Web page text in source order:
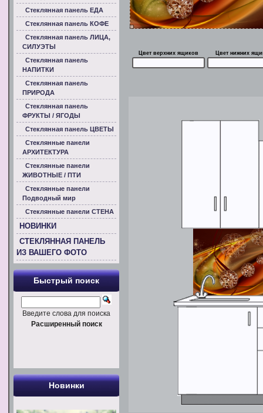
Цвет верхних ящиков Цвет нижних
Стеклянная панель ЕДА
Стеклянная панель КОФЕ
Стеклянная панель ЛИЦА,
СИЛУЭТЫ
Стеклянная панель
НАПИТКИ
Стеклянная панель
ПРИРОДА
Стеклянная панель
ФРУКТЫ / ЯГОДЫ
Стеклянная панель ЦВЕТЫ
Стеклянные панели
АРХИТЕКТУРА
Стеклянные панели
ЖИВОТНЫЕ / ПТИ
Стеклянные панели
Подводный мир
Стеклянные панели СТЕНА
НОВИНКИ
СТЕКЛЯННАЯ ПАНЕЛЬ
ИЗ ВАШЕГО ФОТО
Быстрый поиск
Введите слова для поиска
Расширенный поиск
Новинки